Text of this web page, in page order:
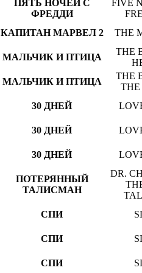
ПЯТЬ НОЧЕЙ С
ФРЕДДИ
FIVE
КАПИТАН МАРВЕЛ 2
THE
МАЛЬЧИК И ПТИЦА
THE
МАЛЬЧИК И ПТИЦА
THE
THE
30 ДНЕЙ
30 ДНЕЙ
30 ДНЕЙ
ПОТЕРЯННЫЙ
ТАЛИСМАН
DR.
СПИ
СПИ
СПИ